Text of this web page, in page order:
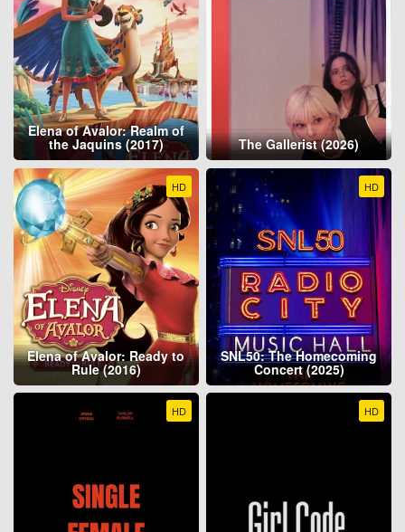
Elena of Avalor: Realm of
the Jaquins (2017) The Gallerist (2026)
HD
Elena of Avalor: Ready to
Rule (2016)
HD
SNL50: The Homecoming
Concert (2025)
HD HD